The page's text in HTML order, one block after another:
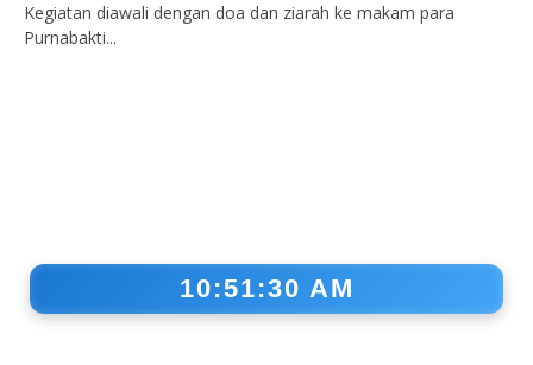
Kegiatan diawali dengan doa dan ziarah ke makam para
Purnabakti...
10:51:30 AM